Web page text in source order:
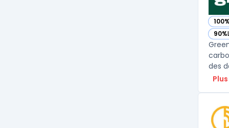
100%
—
90%
—
des